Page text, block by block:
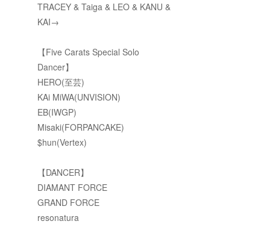
TRACEY & Taiga & LEO & KANU &
KAI→
【Five Carats Special Solo
Dancer】
HERO(至芸)
KAi MiWA(UNVISION)
EB(IWGP)
Misaki(FORPANCAKE)
$hun(Vertex)
【DANCER】
DIAMANT FORCE
GRAND FORCE
resonatura